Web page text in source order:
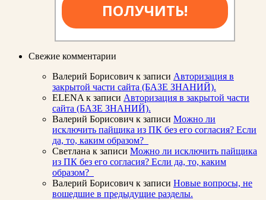
ПОЛУЧИТЬ!
Свежие комментарии
Валерий Борисович к записи Авторизация в
закрытой части сайта (БАЗЕ ЗНАНИЙ).
ELENA к записи Авторизация в закрытой части
сайта (БАЗЕ ЗНАНИЙ).
Валерий Борисович к записи Можно ли
исключить пайщика из ПК без его согласия? Если
да, то, каким образом?
Светлана к записи Можно ли исключить пайщика
из ПК без его согласия? Если да, то, каким
образом?
Валерий Борисович к записи Новые вопросы, не
вошедшие в предыдущие разделы.